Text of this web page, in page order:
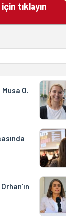
tıklayın
O.